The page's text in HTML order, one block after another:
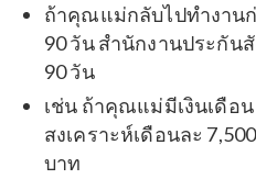
ถ้าคุณแม่กลับไปทำงาน
90 วัน สำนักงานประกัน
90 วัน
เช่น ถ้าคุณแม่มีเงินเดือน
สงเคราะห์เดือนละ
บาท